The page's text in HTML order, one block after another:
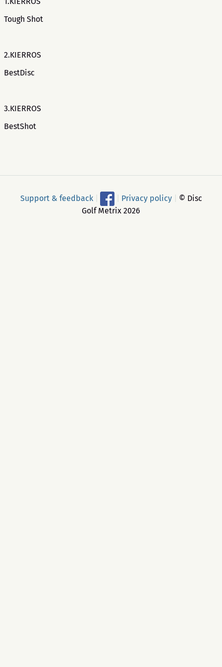
Tough Shot
2.KIERROS
BestDisc
3.KIERROS
BestShot
Support & feedback Privacy policy
© Disc
Golf Metrix 2026